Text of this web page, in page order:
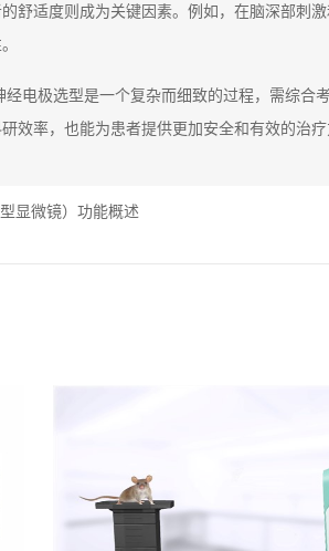
舒适度则成为关键因素。例如，在脑深部刺
经电极选型是一个复杂而细致的过程，需综合
效率，也能为患者提供更加安全和有效的治疗
显微镜）功能概述